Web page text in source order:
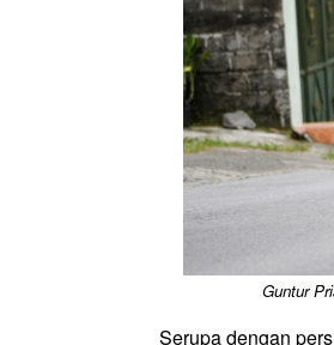
Guntur
Serupa dengan